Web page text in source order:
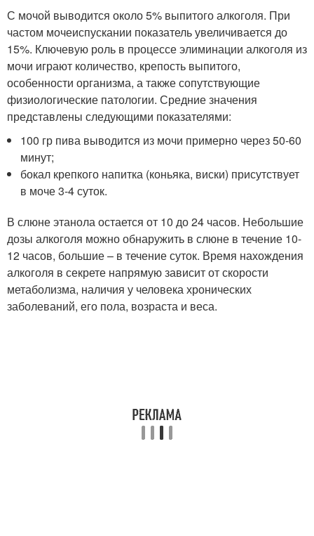
С мочой выводится около 5% выпитого алкоголя. При
частом мочеиспускании показатель увеличивается до
15%. Ключевую роль в процессе элиминации алкоголя из
мочи играют количество, крепость выпитого,
особенности организма, а также сопутствующие
физиологические патологии. Средние значения
представлены следующими показателями:
100 гр пива выводится из мочи примерно через 50-60
минут;
бокал крепкого напитка (коньяка, виски) присутствует
в моче 3-4 суток.
В слюне этанола остается от 10 до 24 часов. Небольшие
дозы алкоголя можно обнаружить в слюне в течение 10-
12 часов, большие – в течение суток. Время нахождения
алкоголя в секрете напрямую зависит от скорости
метаболизма, наличия у человека хронических
заболеваний, его пола, возраста и веса.